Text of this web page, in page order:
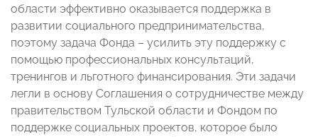
области эффективно оказывается поддержка в
развитии социального предпринимательства,
поэтому задача Фонда – усилить эту поддержку с
помощью профессиональных консультаций,
тренингов и льготного финансирования. Эти задачи
легли в основу Соглашения о сотрудничестве между
правительством Тульской области и Фондом по
поддержке социальных проектов, которое было